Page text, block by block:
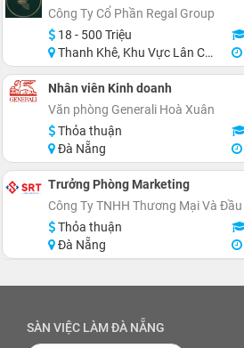
Công Ty Cổ Phần Regal Group
18 - 500 Triệu
Thanh Khê, Khu Vực Lân Cận Đà Nẵng
Nhân viên Kinh doanh
Văn phòng Generali Hoà Xuân
Thỏa thuận
Đà Nẵng
Trưởng Phòng Marketing
Công Ty TNHH Thương Mại Và Đầu
Thỏa thuận
Đà Nẵng
SÀN VIỆC LÀM ĐÀ NẴNG